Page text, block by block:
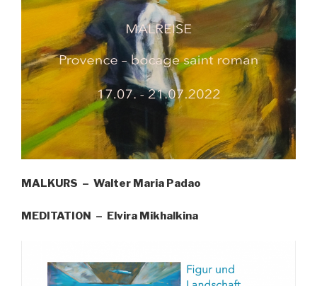
MALKURS – Walter Maria Padao
MEDITATION – Elvira Mikhalkina